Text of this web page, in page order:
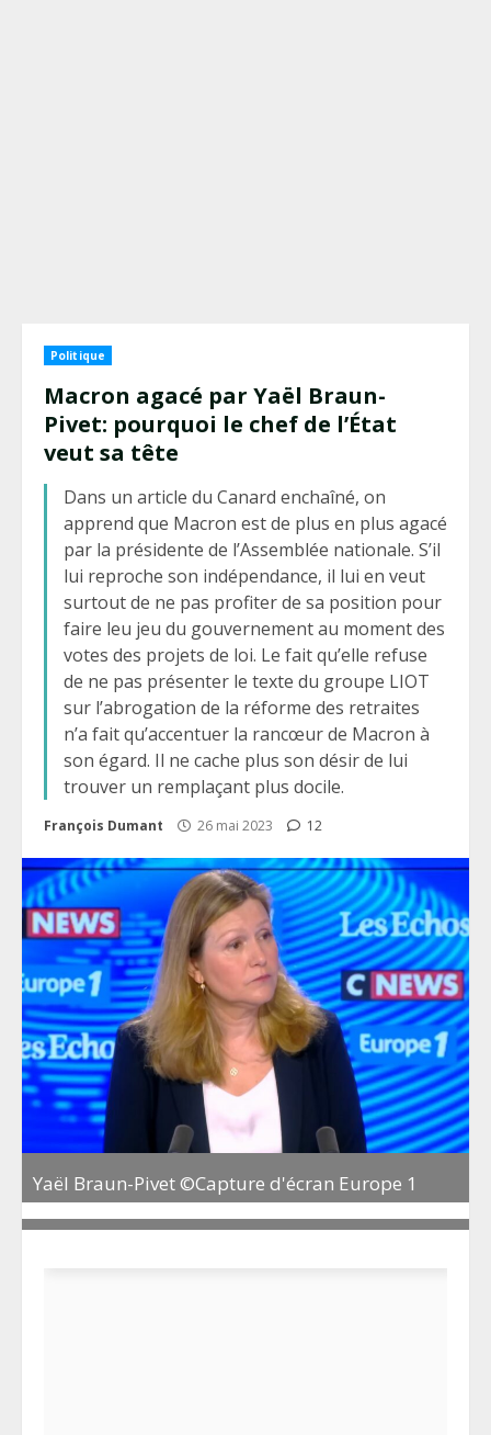
Politique
Macron agacé par Yaël Braun-
Pivet: pourquoi le chef de l’État
veut sa tête
Dans un article du Canard enchaîné, on
apprend que Macron est de plus en plus agacé
par la présidente de l’Assemblée nationale. S’il
lui reproche son indépendance, il lui en veut
surtout de ne pas profiter de sa position pour
faire leu jeu du gouvernement au moment des
votes des projets de loi. Le fait qu’elle refuse
de ne pas présenter le texte du groupe LIOT
sur l’abrogation de la réforme des retraites
n’a fait qu’accentuer la rancœur de Macron à
son égard. Il ne cache plus son désir de lui
trouver un remplaçant plus docile.
François Dumant 26 mai 2023 12
Yaël Braun-Pivet ©Capture d'écran Europe 1